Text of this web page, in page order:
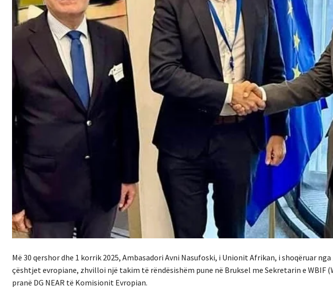
Më 30 qershor dhe 1 korrik 2025, Ambasadori Avni Nasufoski, i Unionit Afrikan, i shoqëruar
çështjet evropiane, zhvilloi një takim të rëndësishëm pune në Bruksel me Sekretarin e WBIF
pranë DG NEAR të Komisionit Evropian.